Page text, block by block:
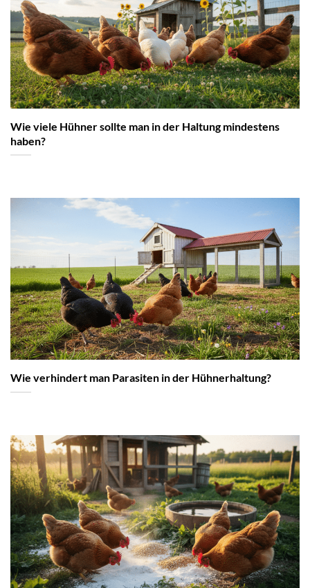
Wie viele Hühner sollte man in der Haltung mindestens
haben?
Wie verhindert man Parasiten in der Hühnerhaltung?